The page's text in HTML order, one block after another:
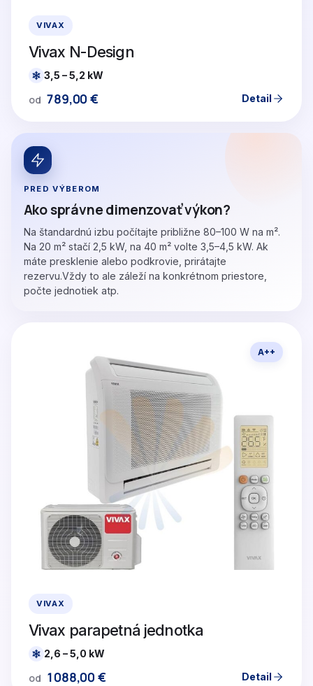
VIVAX
Vivax N-Design
3,5 – 5,2 kW
od 789,00€ Detail
PRED VÝBEROM
Ako správne dimenzovať výkon?
Na štandardnú izbu počítajte približne 80–100 W na m².
Na 20 m² stačí 2,5 kW, na 40 m² volte 3,5–4,5 kW. Ak
máte presklenie alebo podkrovie, prirátajte
rezervu.Vždy to ale záleží na konkrétnom priestore,
počte jednotiek atp.
A++
VIVAX
Vivax parapetná jednotka
2,6 – 5,0 kW
od 1088,00 € Detail